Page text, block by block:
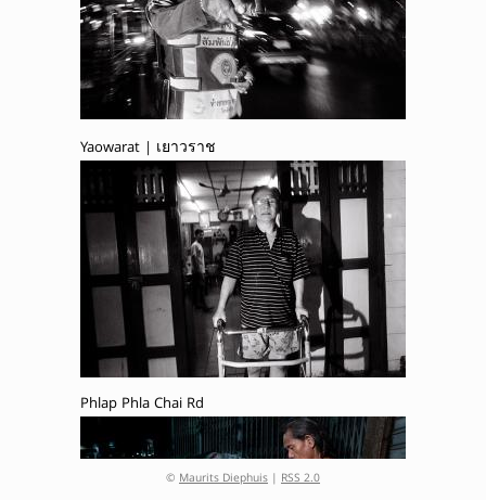
Yaowarat | เยาวราช
Phlap Phla Chai Rd
© Maurits Diephuis | RSS 2.0